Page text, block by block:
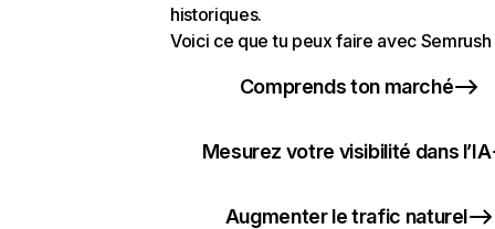
historiques.
Voici ce que tu peux faire avec Semrush
Comprends ton marché
Mesurez votre visibilité dans l’IA
Augmenter le trafic naturel